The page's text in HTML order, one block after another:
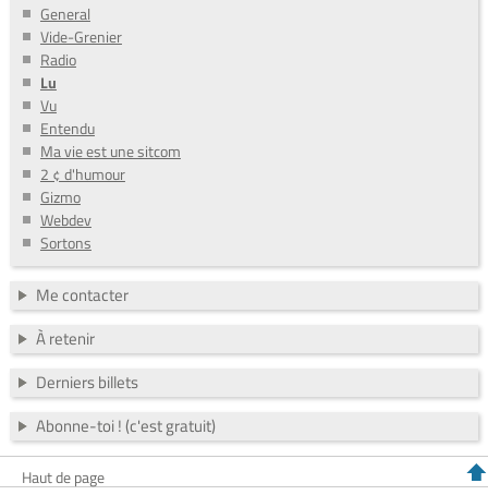
General
Vide-Grenier
Radio
Lu
Vu
Entendu
Ma vie est une sitcom
2 ¢ d'humour
Gizmo
Webdev
Sortons
Me contacter
À retenir
Derniers billets
Abonne-toi ! (c'est gratuit)
Haut de page